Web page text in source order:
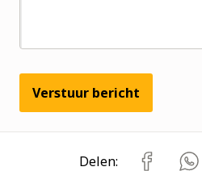
Verstuur bericht
Delen: